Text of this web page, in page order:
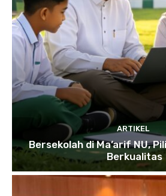
ARTIKEL
Bersekolah di Ma’arif NU,
Berkualitas